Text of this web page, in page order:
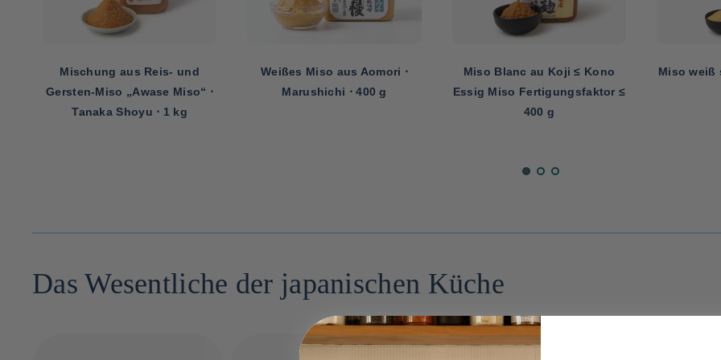
Mischung aus Reis- und
Gersten-Miso „Awase Miso“ ⋅
Tanaka Shoyu ⋅ 1 kg
Weißes Miso aus Aomori ⋅
Marushichi ⋅ 400 g
Miso Blanc au Koji ≤ Kono
Essig Miso Fertigungsfaktor ≤
400 g
Miso weiß
Das Wesentliche der japanischen Küche